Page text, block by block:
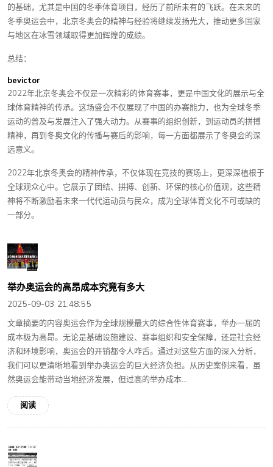
的基础，尤其是中国的冬季体育项目，经历了前所未有的飞跃。在未来的
冬季奥运会中，北京冬奥会的精神与经验将继续发扬光大，推动更多国家
与地区在冰雪领域取得更加辉煌的成绩。
总结：
bevictor
2022年北京冬奥会不仅是一次精彩的体育赛事，更是中国文化的展示与全
球体育精神的传承。这场盛会不仅展现了中国的办赛能力，也为全球冬季
运动的普及与发展注入了强大动力。从赛事的组织创新，到运动员的拼搏
精神，再到冬奥文化的传播与赛后的影响，每一方面都展示了冬奥会的深
远意义。
2022年北京冬奥会的精神传承，不仅体现在竞技的赛场上，更深深植根于
全球观众心中。它展示了团结、拼搏、创新、环保的核心价值观，这些精
神将不断激励着未来一代代运动员与民众，成为全球体育文化不可或缺的
一部分。
举办奥运会的高昂成本究竟有多大
2025-09-03 21:48:55
文章摘要的内容奥运会作为全球规模最大的综合性体育赛事，举办一届的
成本极为高昂。无论是基础设施建设、赛事组织和安全保障，还是社会经
济和环境影响，奥运会的开销都令人咋舌。通过对这些方面的深入分析，
我们可以更清晰地看到举办奥运会的巨大经济负担。从历史案例来看，虽
然奥运会能带动当地经济发展，但过高的举办成本...
阅读